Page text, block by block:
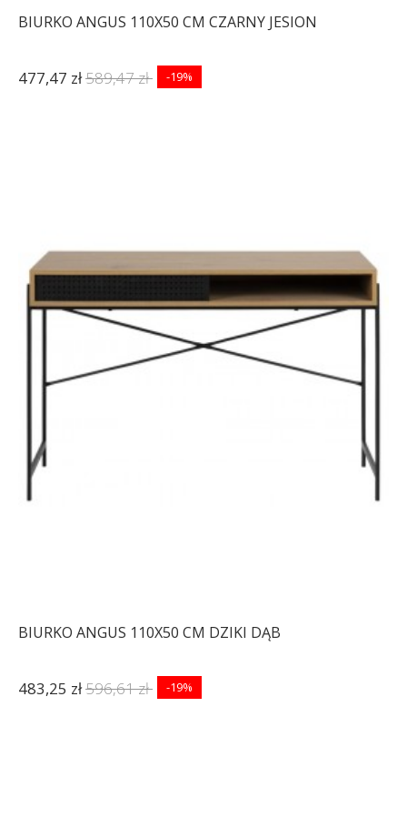
BIURKO ANGUS 110X50 CM CZARNY JESION
477,47 zł589,47 zł -19%
BIURKO ANGUS 110X50 CM DZIKI DĄB
483,25 zł596,61 zł -19%